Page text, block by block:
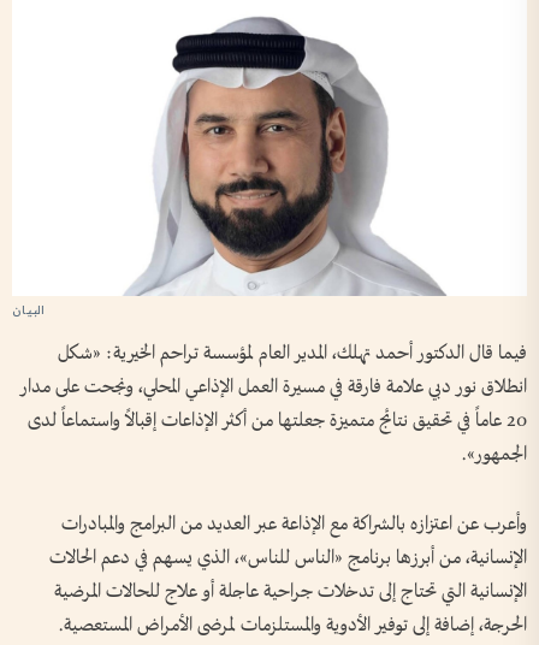
فيما قال الدكتور أحمد تهلك، المدير العام لمؤسسة تراحم الخيرية: «شكل
انطلاق نور دبي علامة فارقة في مسيرة العمل الإذاعي المحلي، ونجحت على مدار
20 عاماً في تحقيق نتائج متميزة جعلتها من أكثر الإذاعات إقبالاً واستماعاً لدى
الجمهور».
وأعرب عن اعتزازه بالشراكة مع الإذاعة عبر العديد من البرامج والمبادرات
الإنسانية، من أبرزها برنامج «الناس للناس»، الذي يسهم في دعم الحالات
الإنسانية التي تحتاج إلى تدخلات جراحية عاجلة أو علاج للحالات المرضية
الحرجة، إضافة إلى توفير الأدوية والمستلزمات لمرضى الأمراض المستعصية.